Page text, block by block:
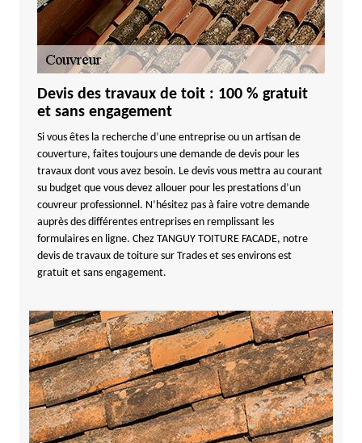
Devis des travaux de toit : 100 % gratuit
et sans engagement
Si vous êtes la recherche d’une entreprise ou un artisan de
couverture, faites toujours une demande de devis pour les
travaux dont vous avez besoin. Le devis vous mettra au courant
su budget que vous devez allouer pour les prestations d’un
couvreur professionnel. N’hésitez pas à faire votre demande
auprès des différentes entreprises en remplissant les
formulaires en ligne. Chez TANGUY TOITURE FACADE, notre
devis de travaux de toiture sur Trades et ses environs est
gratuit et sans engagement.